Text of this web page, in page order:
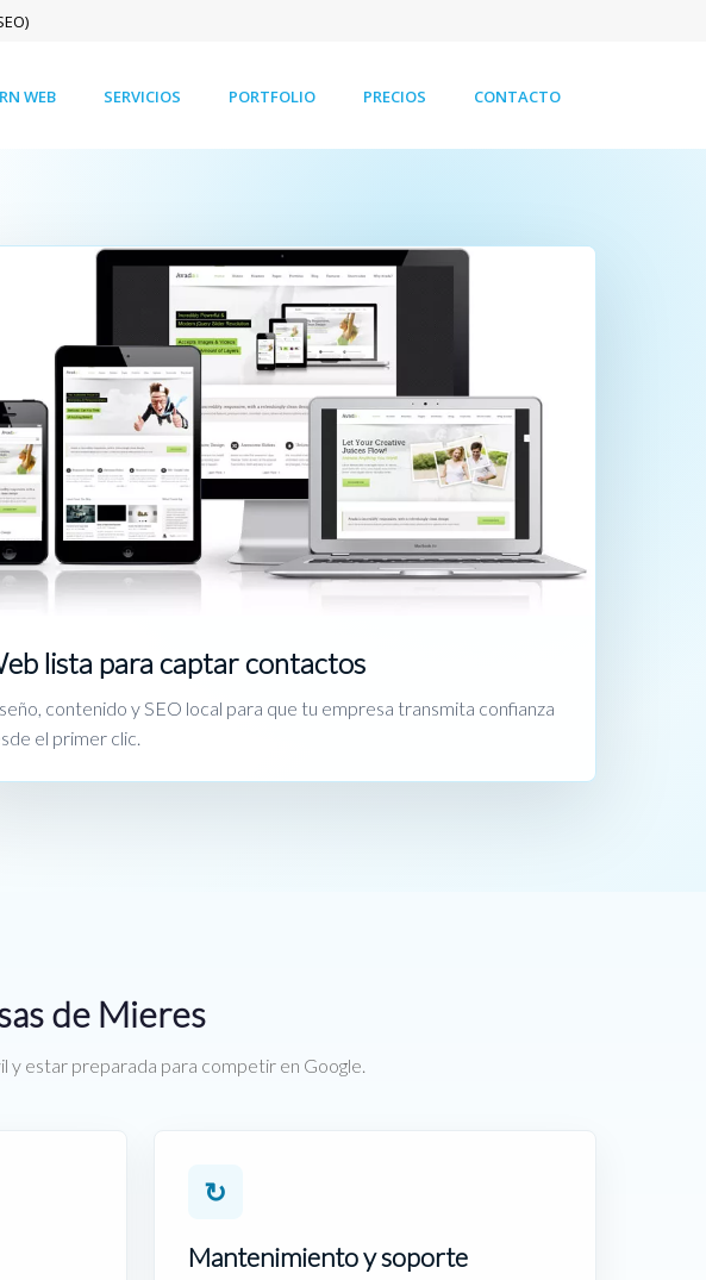
WEB SERVICIOS PORTFOLIO PRECIOS CONTACTO
lista para captar contactos
contenido y SEO local para que tu empresa transmita confianza
el primer clic.
de Mieres
y estar preparada para competir en Google.
↻
Mantenimiento y soporte